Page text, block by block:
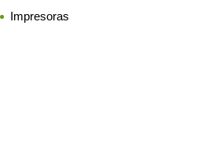
Impresoras